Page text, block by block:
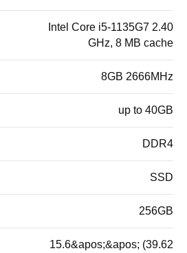
Intel Core i5-1135G7 2.40
GHz, 8 MB cache
8GB 2666MHz
up to 40GB
DDR4
SSD
256GB
15.6&apos;&apos; (39.62